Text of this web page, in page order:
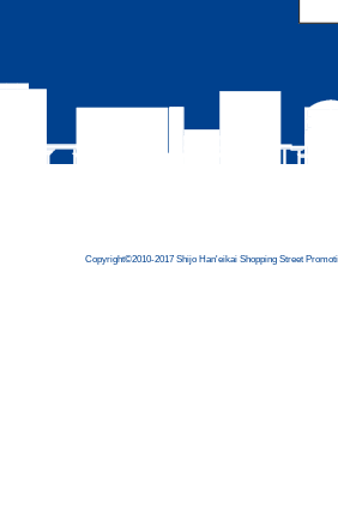
Copyright©2010-2017 Shijo Han'eikai Shopping Street